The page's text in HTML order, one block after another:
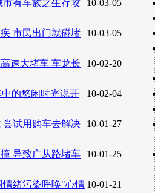
10-03-05
有车族之生存攻
10-03-05
市民出门就碰堵
10-02-20
速大堵车 车龙长
10-02-04
的悠闲时光说开
10-01-27
试用购车去解决
10-01-25
导致广从路堵车
10-01-21
情绪污染呼唤"心情